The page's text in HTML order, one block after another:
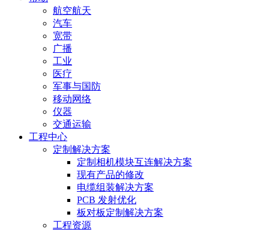
航空航天
汽车
宽带
广播
工业
医疗
军事与国防
移动网络
仪器
交通运输
工程中心
定制解决方案
定制相机模块互连解决方案
现有产品的修改
电缆组装解决方案
PCB 发射优化
板对板定制解决方案
工程资源